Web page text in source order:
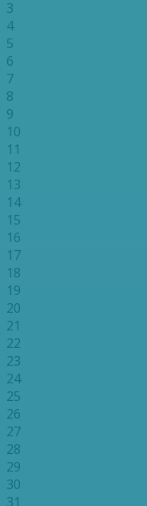
3
4
5
6
7
8
9
10
11
12
13
14
15
16
17
18
19
20
21
22
23
24
25
26
27
28
29
30
31